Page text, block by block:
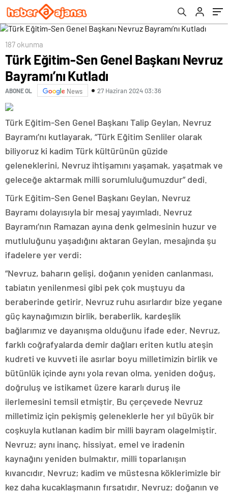
187 okunma
Türk Eğitim-Sen Genel Başkanı Nevruz
Bayramı’nı Kutladı
ABONE OL News 27 Haziran 2024 03:36
Türk Eğitim-Sen Genel Başkanı Talip Geylan, Nevruz
Bayramı’nı kutlayarak, “Türk Eğitim Senliler olarak
biliyoruz ki kadim Türk kültürünün güzide
geleneklerini, Nevruz ihtişamını yaşamak, yaşatmak ve
geleceğe aktarmak milli sorumluluğumuzdur” dedi.
Türk Eğitim-Sen Genel Başkanı Geylan, Nevruz
Bayramı dolayısıyla bir mesaj yayımladı. Nevruz
Bayramı’nın Ramazan ayına denk gelmesinin huzur ve
mutluluğunu yaşadığını aktaran Geylan, mesajında şu
ifadelere yer verdi:
“Nevruz, baharın gelişi, doğanın yeniden canlanması,
tabiatın yenilenmesi gibi pek çok muştuyu da
beraberinde getirir. Nevruz ruhu asırlardır bize yegane
güç kaynağımızın birlik, beraberlik, kardeşlik
bağlarımız ve dayanışma olduğunu ifade eder. Nevruz,
farklı coğrafyalarda demir dağları eriten kutlu ateşin
kudreti ve kuvveti ile asırlar boyu milletimizin birlik ve
bütünlük içinde aynı yola revan olma, yeniden doğuş,
doğruluş ve istikamet üzere kararlı duruş ile
ilerlemesini temsil etmiştir. Bu çerçevede Nevruz
milletimiz için pekişmiş geleneklerle her yıl büyük bir
coşkuyla kutlanan kadim bir milli bayram olagelmiştir.
Nevruz; aynı inanç, hissiyat, emel ve iradenin
kaynağını yeniden bulmaktır, milli toparlanışın
kıvancıdır. Nevruz; kadim ve müstesna köklerimizle bir
kez daha kucaklaşmanın fırsatıdır. Nevruz; doğanın ve